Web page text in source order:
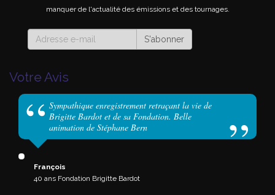
manquer de l'actualité des émissions et des tournages.
S'abonner
Votre Avis
Sympathique enregistrement retraçant la vie de
Brigitte Bardot et de sa Fondation. Belle
animation de Stéphane Bern
François
40 ans Fondation Brigitte Bardot